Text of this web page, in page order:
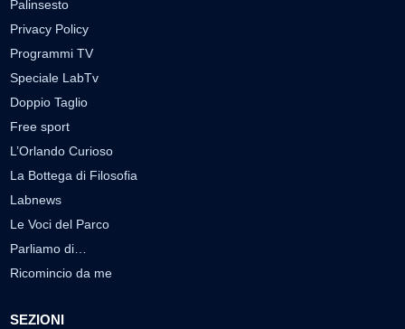
Palinsesto
Privacy Policy
Programmi TV
Speciale LabTv
Doppio Taglio
Free sport
L’Orlando Curioso
La Bottega di Filosofia
Labnews
Le Voci del Parco
Parliamo di…
Ricomincio da me
SEZIONI